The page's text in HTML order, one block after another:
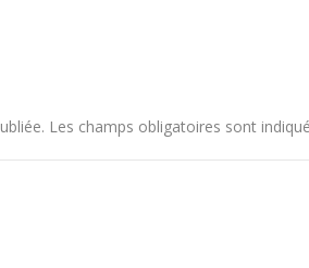
Les champs obligatoires sont